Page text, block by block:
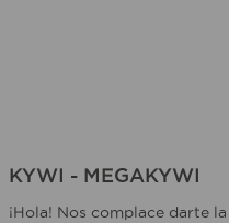
KYWI - MEGAKYWI
¡Hola! Nos complace darte